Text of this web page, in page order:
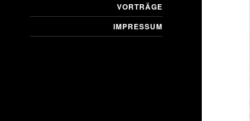
VORTRÄGE
IMPRESSUM